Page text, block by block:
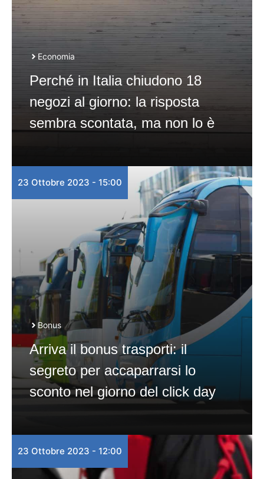
Economia
Perché in Italia chiudono 18
negozi al giorno: la risposta
sembra scontata, ma non lo è
23 Ottobre 2023 - 15:00
Bonus
Arriva il bonus trasporti: il
segreto per accaparrarsi lo
sconto nel giorno del click day
23 Ottobre 2023 - 12:00